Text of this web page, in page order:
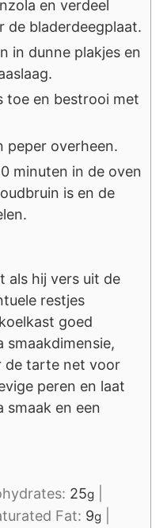
en verdeel
de bladerdeegplaat.
in dunne plakjes en
toe en bestrooi met
peper overheen.
minuten in de oven
is en de
als hij vers uit de
restjes
goed
smaakdimensie,
de tarte net voor
peren en laat
en een
25g
Fat: 9g